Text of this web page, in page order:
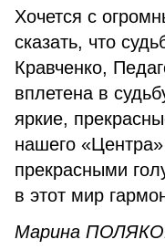
Хочется с
сказать, что
Кравченко,
вплетена в
яркие,
нашего
прекрасными
в этот мир
Марина